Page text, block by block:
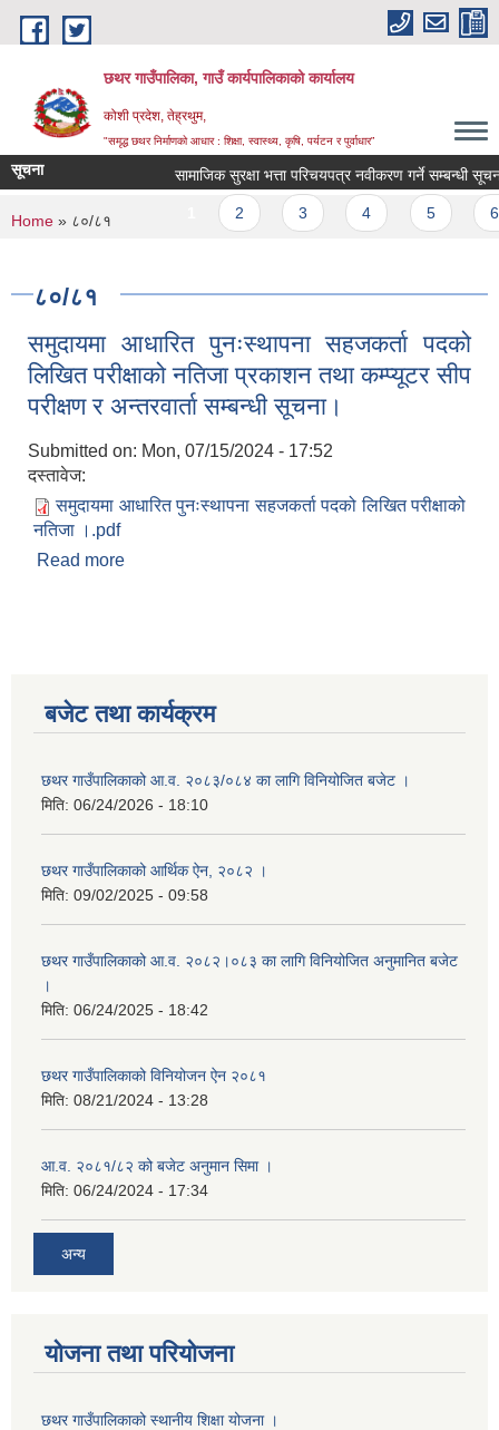
Skip to main content
छथर गाउँपालिका, गाउँ कार्यपालिकाको कार्यालय
कोशी प्रदेश, तेह्रथुम,
"समृद्ध छथर निर्माणको आधार : शिक्षा, स्वास्थ्य, कृषि, पर्यटन र पुर्वाधार”
सूचना सामाजिक सुरक्षा भत्ता परिचयपत्र नवीकरण गर्ने सम्बन्धी सूचना ।
Pages
You are here
Home » ८०/८१
८०/८१
समुदायमा आधारित पुनःस्थापना सहजकर्ता पदको
लिखित परीक्षाको नतिजा प्रकाशन तथा कम्प्यूटर सीप
परीक्षण र अन्तरवार्ता सम्बन्धी सूचना।
Submitted on: Mon, 07/15/2024 - 17:52
दस्तावेज:
समुदायमा आधारित पुनःस्थापना सहजकर्ता पदको लिखित परीक्षाको
नतिजा ।.pdf
Read more
बजेट तथा कार्यक्रम
छथर गाउँपालिकाको आ.व. २०८३/०८४ का लागि विनियोजित बजेट ।
मिति: 06/24/2026 - 18:10
छथर गाउँपालिकाको आर्थिक ऐन, २०८२ ।
मिति: 09/02/2025 - 09:58
छथर गाउँपालिकाको आ.व. २०८२।०८३ का लागि विनियोजित अनुमानित बजेट
।
मिति: 06/24/2025 - 18:42
छथर गाउँपालिकाको विनियोजन ऐन २०८१
मिति: 08/21/2024 - 13:28
आ.व. २०८१/८२ को बजेट अनुमान सिमा ।
मिति: 06/24/2024 - 17:34
अन्य
योजना तथा परियोजना
छथर गाउँपालिकाको स्थानीय शिक्षा योजना ।